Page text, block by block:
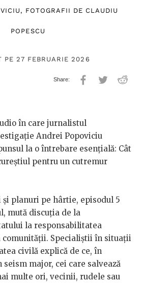
, FOTOGRAFII DE CLAUDIU
POPESCU
PE 27 FEBRUARIE 2026
în care jurnalistul
Andrei Popoviciu
la o întrebare esențială: Cât
pentru un cutremur
planuri pe hârtie, episodul 5
mută discuția de la
la responsabilitatea
comunității. Specialiștii în situații
civilă explică de ce, în
major, cei care salvează
multe ori, vecinii, rudele sau